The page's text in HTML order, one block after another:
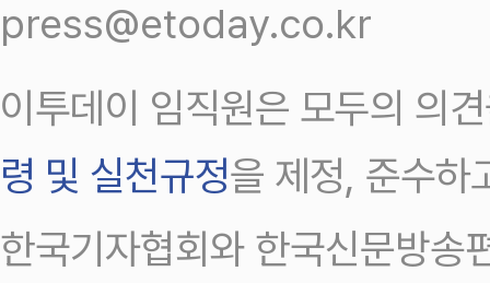
press@etoday.co.kr
이투데이 임직원은 모두의 의
령 및 실천규정을 제정, 준수하
한국기자협회와 한국신문방송